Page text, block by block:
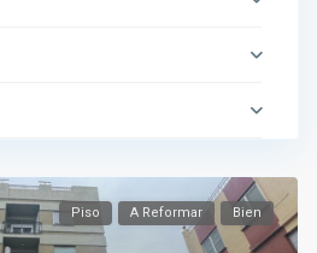
Piso A Reformar Bien